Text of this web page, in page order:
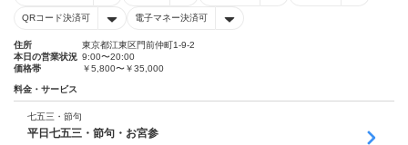
QRコード決済可 電子マネー決済可
住所
東京都江東区門前仲町1-9-2
本日の営業状況 9:00〜20:00
価格帯
￥5,800〜￥35,000
料金・サービス
七五三・節句
平日七五三・節句・お宮参